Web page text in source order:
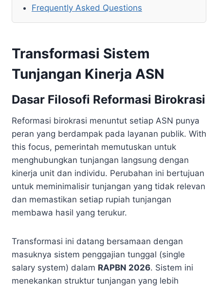
Frequently Asked Questions
Transformasi Sistem
Tunjangan Kinerja ASN
Dasar Filosofi Reformasi Birokrasi
Reformasi birokrasi menuntut setiap ASN punya
peran yang berdampak pada layanan publik. With
this focus, pemerintah memutuskan untuk
menghubungkan tunjangan langsung dengan
kinerja unit dan individu. Perubahan ini bertujuan
untuk meminimalisir tunjangan yang tidak relevan
dan memastikan setiap rupiah tunjangan
membawa hasil yang terukur.
Transformasi ini datang bersamaan dengan
masuknya sistem penggajian tunggal (single
salary system) dalam RAPBN 2026. Sistem ini
menekankan struktur tunjangan yang lebih